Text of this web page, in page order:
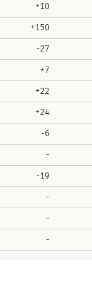
+10
+150
-27
+7
+22
+24
-6
-
-19
-
-
-